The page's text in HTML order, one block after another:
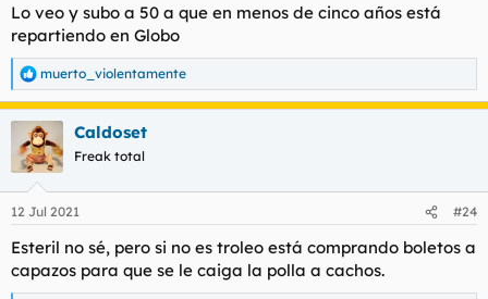
Lo veo y subo a 50 a que en menos de cinco años está
repartiendo en Globo
R
e
a
c
i
e
:
muerto_violentamente
Caldoset
Freak total
12 Jul 2021 #24
Esteril no sé, pero si no es troleo está comprando boletos a
capazos para que se le caiga la polla a cachos.